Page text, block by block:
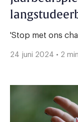
'Stop met ons
24 juni 2024 • 2